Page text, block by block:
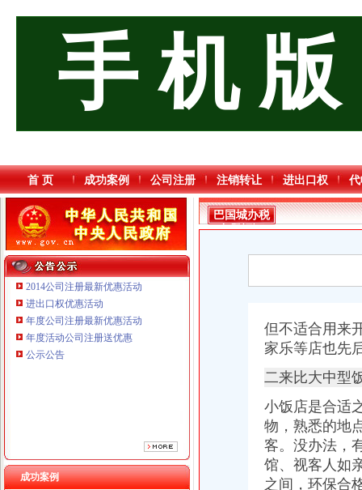
手 机 版
首 页 成功案例 公司注册 注销转让 进出口权
2014公司注册最新优惠活动
进出口权优惠活动
年度公司注册最新优惠活动
年度活动公司注册送优惠
公示公告
成功案例
重庆鸽牌电线电缆有限公司 渝北10010万 (进出口权)
巴国城办税
务登记证
但不适合用来
家乐等店也先
二来比大中型
小饭店是合适
物，熟悉的
客。 没办法，
馆、视客人如
之间，环保合